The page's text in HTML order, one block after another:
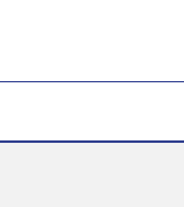
fenêtre)
nouvelle
nouvelle